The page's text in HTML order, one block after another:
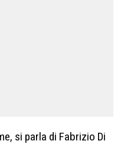
si parla di Fabrizio Di